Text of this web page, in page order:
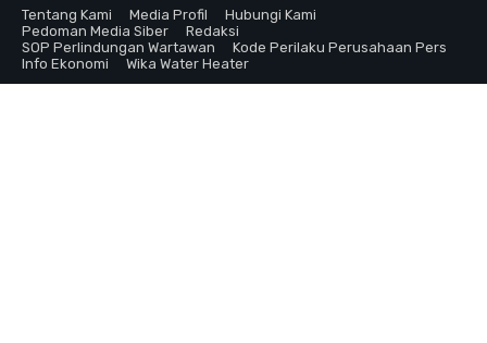
Tentang Kami
Media Profil
Hubungi Kami
Pedoman Media Siber
Redaksi
SOP Perlindungan Wartawan
Kode Perilaku Perusahaan Pers
Info Ekonomi
Wika Water Heater